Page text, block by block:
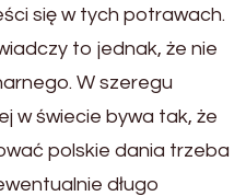
się w tych potrawach.
to jednak, że nie
W szeregu
w świecie bywa tak, że
polskie dania trzeba
długo